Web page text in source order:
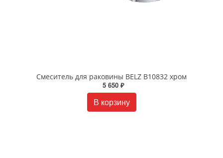
Смеситель для раковины BELZ B10832 хром
5 650 ₽
В корзину